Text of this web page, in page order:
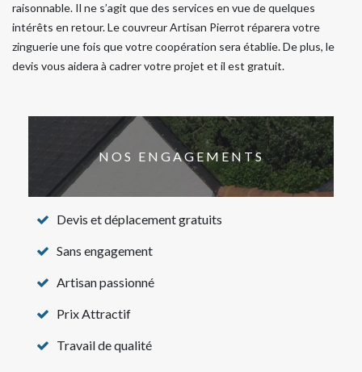
raisonnable. Il ne s’agit que des services en vue de quelques
intérêts en retour. Le couvreur Artisan Pierrot réparera votre
zinguerie une fois que votre coopération sera établie. De plus, le
devis vous aidera à cadrer votre projet et il est gratuit.
NOS ENGAGEMENTS
Devis et déplacement gratuits
Sans engagement
Artisan passionné
Prix Attractif
Travail de qualité